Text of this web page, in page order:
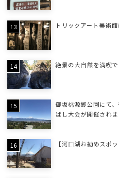
トリックアート美術
絶景の大自然を満喫
御坂桃源郷公園にて
ばし大会が開催され
【河口湖お勧めスポ